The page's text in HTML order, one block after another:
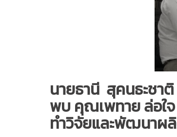
นายธานี สุคนธะชา
พบ คุณเพทาย ล่อใ
ทำวิจัยและพัฒนาผ